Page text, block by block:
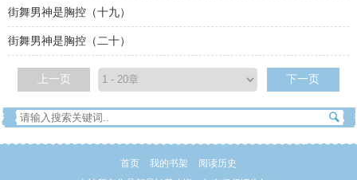
街舞男神是胸控（十九）
街舞男神是胸控（二十）
上一页 下一页
首页 我的书架
阅读历史